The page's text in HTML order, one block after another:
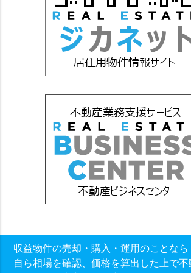
収益物件の売却・購入・運用のことなら
自ら相場を確認、価格を算出した上で